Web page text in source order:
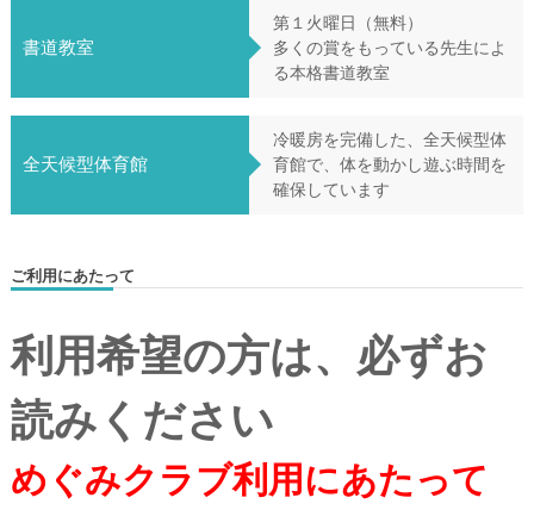
書道教室
第１火曜日（無料）
多くの賞をもっている先生によ
る本格書道教室
全天候型体育館
冷暖房を完備した、全天候型体
育館で、体を動かし遊ぶ時間を
確保しています
ご利用にあたって
利用希望の方は、必ずお
読みください
めぐみクラブ利用にあたって